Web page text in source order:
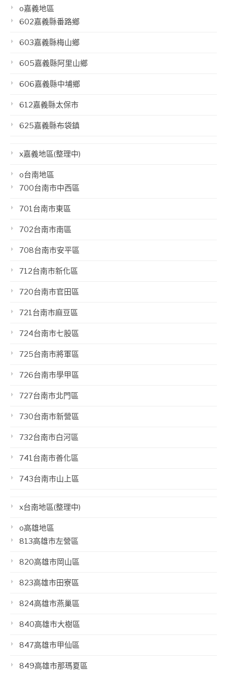
o嘉義地區
602嘉義縣番路鄉
603嘉義縣梅山鄉
605嘉義縣阿里山鄉
606嘉義縣中埔鄉
612嘉義縣太保市
625嘉義縣布袋鎮
x嘉義地區(整理中)
o台南地區
700台南市中西區
701台南市東區
702台南市南區
708台南市安平區
712台南市新化區
720台南市官田區
721台南市麻豆區
724台南市七股區
725台南市將軍區
726台南市學甲區
727台南市北門區
730台南市新營區
732台南市白河區
741台南市善化區
743台南市山上區
x台南地區(整理中)
o高雄地區
813高雄市左營區
820高雄市岡山區
823高雄市田寮區
824高雄市燕巢區
840高雄市大樹區
847高雄市甲仙區
849高雄市那瑪夏區